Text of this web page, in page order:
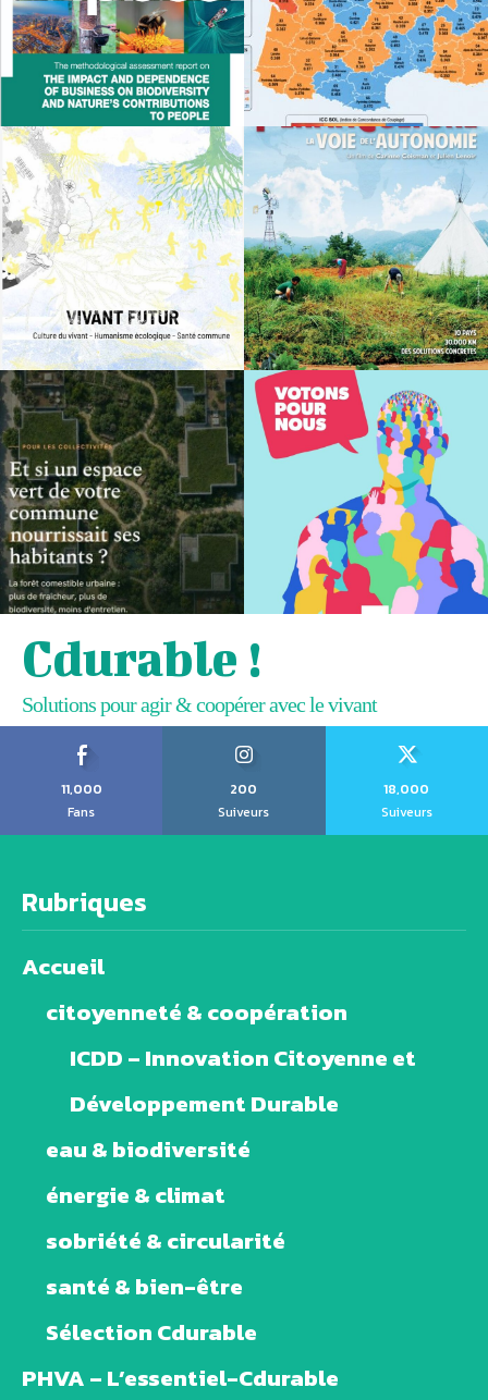
Cdurable !
Solutions pour agir & coopérer avec le vivant
11,000
Fans
200
Suiveurs
18,000
Suiveurs
Rubriques
Accueil
citoyenneté & coopération
ICDD – Innovation Citoyenne et
Développement Durable
eau & biodiversité
énergie & climat
sobriété & circularité
santé & bien-être
Sélection Cdurable
PHVA – L’essentiel-Cdurable